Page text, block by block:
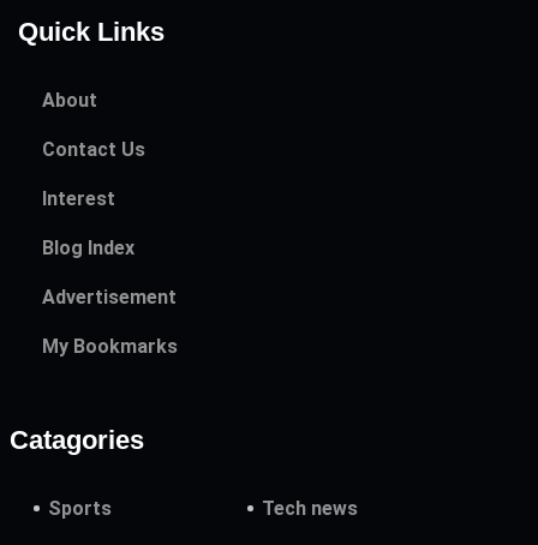
Quick Links
About
Contact Us
Interest
Blog Index
Advertisement
My Bookmarks
Catagories
Sports Tech news